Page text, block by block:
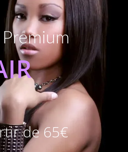
Premium
de 65€